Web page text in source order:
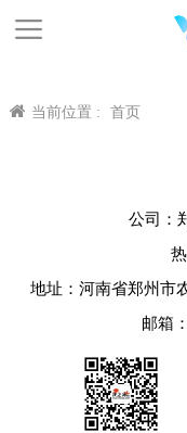
当前位置 : 首页
公司：
地址：河南省郑州市
邮箱